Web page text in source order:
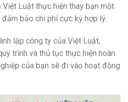
Luật thực hiện thay bạn một
đảm bảo chi phí cực kỳ hợp lý.
lập công ty của Việt Luật,
trình và thủ tục thực hiện hoàn
của bạn sẽ đi vào hoạt động